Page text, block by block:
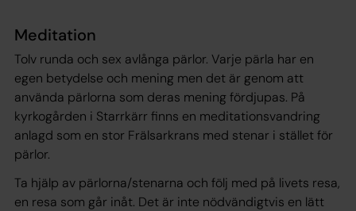
Meditation
Tolv runda och sex avlånga pärlor. Varje pärla har en
egen betydelse och mening men det är genom att
använda pärlorna som deras mening fördjupas. På
kyrkogården i Starrkärr finns en meditationsvandring
anlagd som en stor Frälsarkrans med stenar i stället för
pärlor.
Ta hjälp av pärlorna/stenarna och följ med på livets resa,
en resa som går inåt. Det är inte nödvändigtvis en lätt